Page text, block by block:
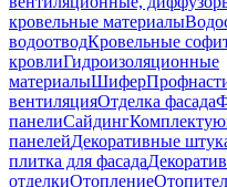
кровельные материалы
водоотводКровельные
кровлиГидроизоляционные
материалыШифер
вентиляцияОтделка фасада
панелиСайдинг
панелейДекоративные
плитка для фасада
отделкиОтопление